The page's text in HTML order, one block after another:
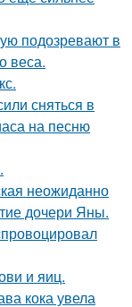
подозревают в
веса.
сняться в
на песню
неожиданно
дочери Яны.
и яиц.
кока увела